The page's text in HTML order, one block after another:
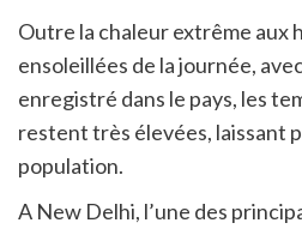
Outre la chaleur extrême aux
ensoleillées de la journée,
enregistré dans le pays, les
restent très élevées, laissant
population.
A New Delhi, l’une des